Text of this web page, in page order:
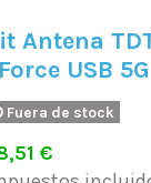
Antena
USB
Fuera de stock
€